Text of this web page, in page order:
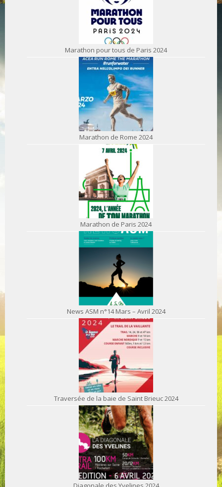
Marathon pour tous de Paris 2024
Marathon de Rome 2024
Marathon de Paris 2024
News ASM n°14 Mars – Avril 2024
Traversée de la baie de Saint Brieuc 2024